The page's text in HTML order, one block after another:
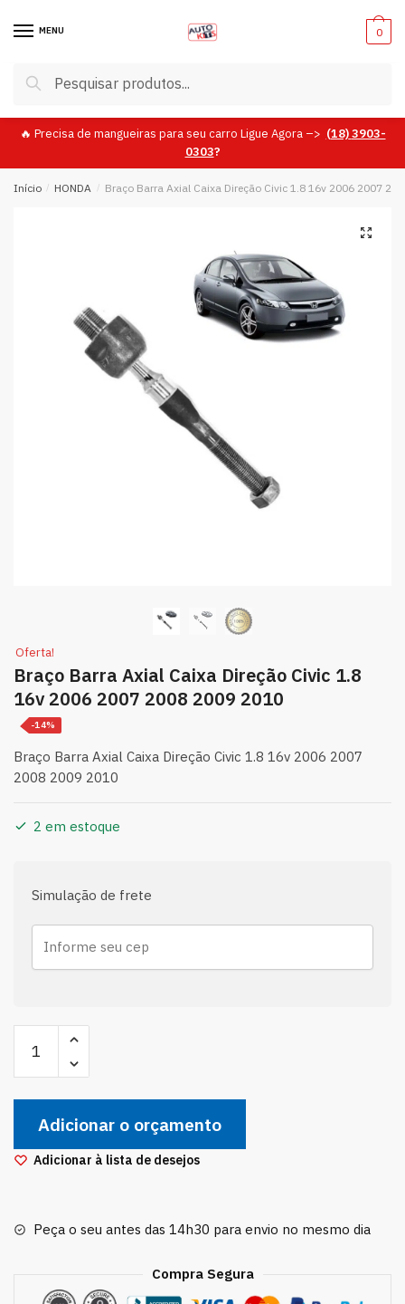
MENU
Pesquisar
por:
Pesquisar
0
🔥 Precisa de mangueiras para seu carro Ligue Agora –> (18) 3903-
0303?
Início / HONDA / Braço Barra Axial Caixa Direção Civic 1.8 16v 2006 2007
🔍
Oferta!
Braço Barra Axial Caixa Direção Civic 1.8
16v 2006 2007 2008 2009 2010
-14%
Braço Barra Axial Caixa Direção Civic 1.8 16v 2006 2007
2008 2009 2010
2 em estoque
Simulação de frete
Barra
Axial
Caixa
Direção
1.8
2007
2010
Adicionar o orçamento
Adicionar à lista de desejos
Peça o seu antes das 14h30 para envio no mesmo dia
Compra Segura